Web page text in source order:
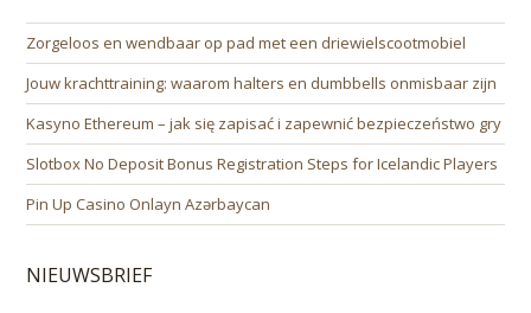
Zorgeloos en wendbaar op pad met een driewielscootmobiel
Jouw krachttraining: waarom halters en dumbbells onmisbaar zijn
Kasyno Ethereum – jak się zapisać i zapewnić bezpieczeństwo gry
Slotbox No Deposit Bonus Registration Steps for Icelandic Players
Pin Up Casino Onlayn Azərbaycan
NIEUWSBRIEF